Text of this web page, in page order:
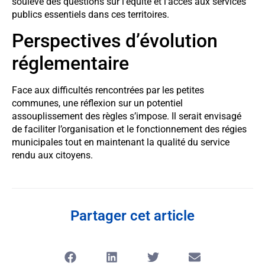
publics essentiels dans ces territoires.
Perspectives d’évolution
réglementaire
Face aux difficultés rencontrées par les petites
communes, une réflexion sur un potentiel
assouplissement des règles s’impose. Il serait envisagé
de faciliter l’organisation et le fonctionnement des régies
municipales tout en maintenant la qualité du service
rendu aux citoyens.
Partager cet article